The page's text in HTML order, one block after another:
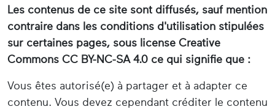
Les contenus de ce site sont diffusés, sauf mention
contraire dans les conditions d'utilisation stipulées
sur certaines pages, sous license Creative
Commons CC BY-NC-SA 4.0 ce qui signifie que :
Vous êtes autorisé(e) à partager et à adapter ce
contenu. Vous devez cependant créditer le contenu